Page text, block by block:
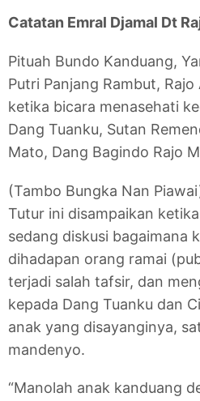
Catatan Emral Djamal Dt
Pituah Bundo Kanduang,
Putri Panjang Rambut,
ketika bicara menasehati
Dang Tuanku, Sutan
Mato, Dang Bagindo Rajo
(Tambo Bungka Nan
Tutur ini disampaikan
sedang diskusi bagaimana
dihadapan orang ramai
terjadi salah tafsir, dan
kepada Dang Tuanku dan
anak yang disayanginya,
mandenyo.
“Manolah anak kanduang